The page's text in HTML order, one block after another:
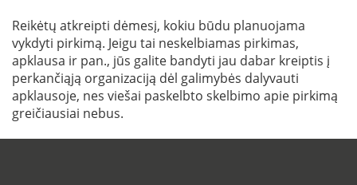
Reikėtų atkreipti dėmesį, kokiu būdu planuojama
vykdyti pirkimą. Jeigu tai neskelbiamas pirkimas,
apklausa ir pan., jūs galite bandyti jau dabar kreiptis į
perkančiąją organizaciją dėl galimybės dalyvauti
apklausoje, nes viešai paskelbto skelbimo apie pirkimą
greičiausiai nebus.